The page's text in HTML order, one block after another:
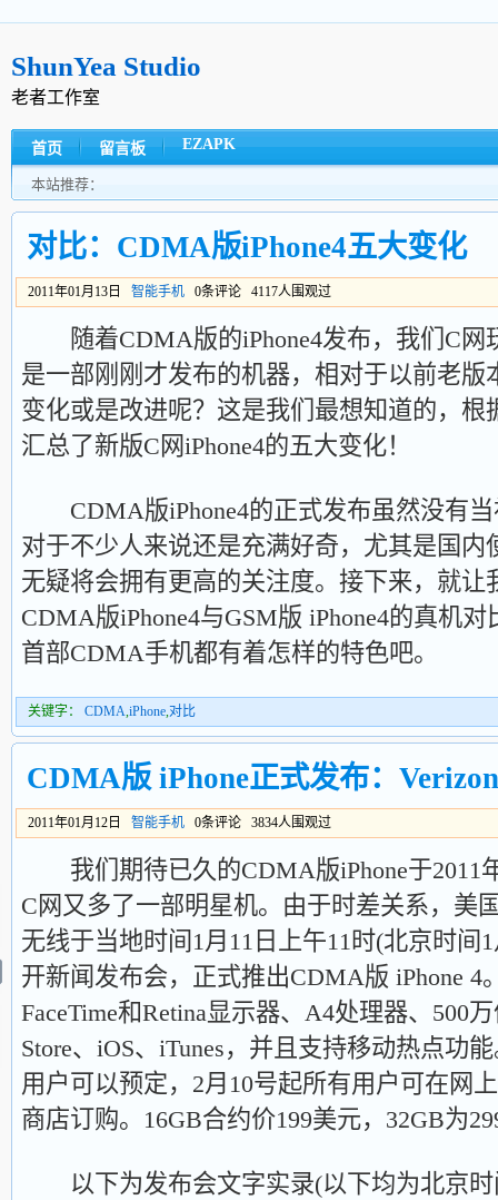
ShunYea Studio
老者工作室
首页 留言板 EZAPK
本站推荐：
对比：CDMA版iPhone4五大变化
2011年01月13日 智能手机 0条评论 4117人围观过
随着CDMA版的iPhone4发布，我们C网
是一部刚刚才发布的机器，相对于以前老版
变化或是改进呢？这是我们最想知道的，根
汇总了新版C网iPhone4的五大变化！
CDMA版iPhone4的正式发布虽然没有当
对于不少人来说还是充满好奇，尤其是国内
无疑将会拥有更高的关注度。接下来，就让
CDMA版iPhone4与GSM版 iPhone4的真机
首部CDMA手机都有着怎样的特色吧。
关键字： CDMA,iPhone,对比
CDMA版 iPhone正式发布：
2011年01月12日 智能手机 0条评论 3834人围观过
我们期待已久的CDMA版iPhone于2011
C网又多了一部明星机。由于时差关系，美
无线于当地时间1月11日上午11时(北京时间
开新闻发布会，正式推出CDMA版 iPhone 4
FaceTime和Retina显示器、A4处理器、500
Store、iOS、iTunes，并且支持移动热点功
用户可以预定，2月10号起所有用户可在网
商店订购。16GB合约价199美元，32GB为
以下为发布会文字实录(以下均为北京时